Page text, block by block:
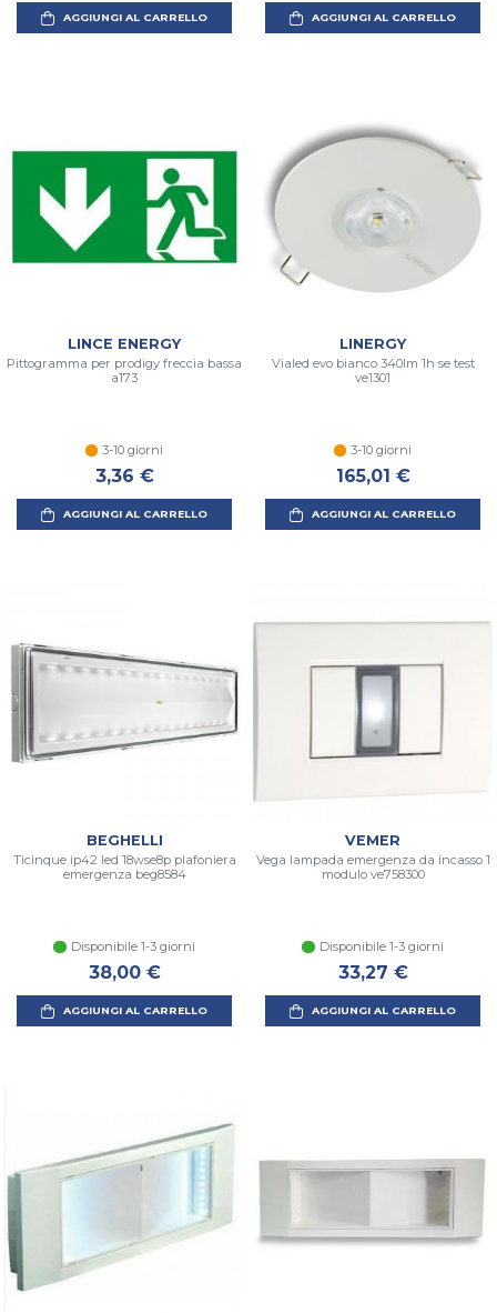
AGGIUNGI AL CARRELLO AGGIUNGI AL CARRELLO
LINCE ENERGY
Pittogramma per prodigy freccia bassa
a173
3-10 giorni
3,36 €
AGGIUNGI AL CARRELLO
LINERGY
Vialed evo bianco 340lm 1h se test
ve1301
3-10 giorni
165,01 €
AGGIUNGI AL CARRELLO
BEGHELLI
Ticinque ip42 led 18wse8p plafoniera
emergenza beg8584
Disponibile 1-3 giorni
38,00 €
AGGIUNGI AL CARRELLO
VEMER
Vega lampada emergenza da incasso 1
modulo ve758300
Disponibile 1-3 giorni
33,27 €
AGGIUNGI AL CARRELLO